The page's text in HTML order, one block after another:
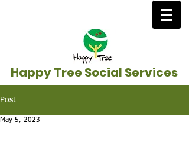
Happy Tree Social Services
Post
May 5, 2023